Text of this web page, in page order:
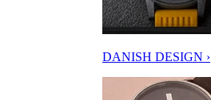
DANISH DESIGN ›